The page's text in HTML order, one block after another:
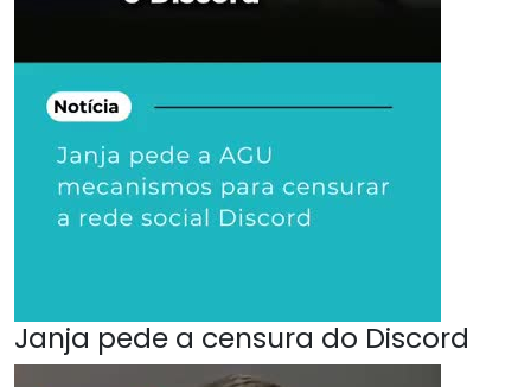
Janja pede a censura do Discord